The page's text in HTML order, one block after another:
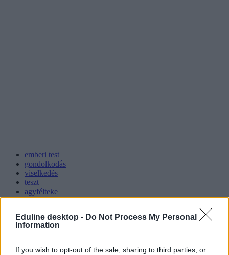
Eduline desktop - Do Not Process My Personal
Information
If you wish to opt-out of the sale, sharing to third parties, or
emberi test
gondolkodás
viselkedés
teszt
agyfélteke
jobb agyfélteke
emberi agy